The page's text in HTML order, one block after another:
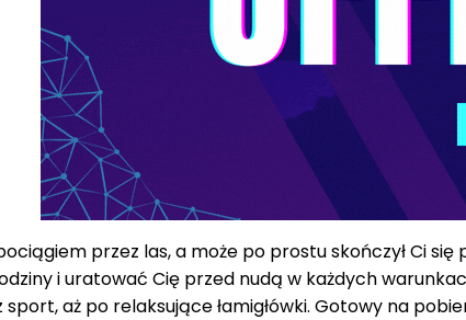
przez las, a może po prostu skończył Ci
i uratować Cię przed nudą w każdych
aż po relaksujące łamigłówki. Gotowy na